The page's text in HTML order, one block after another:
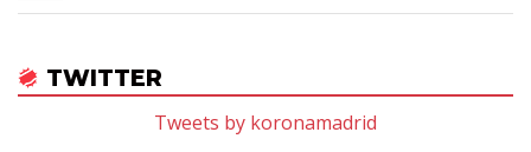
TWITTER
Tweets by koronamadrid